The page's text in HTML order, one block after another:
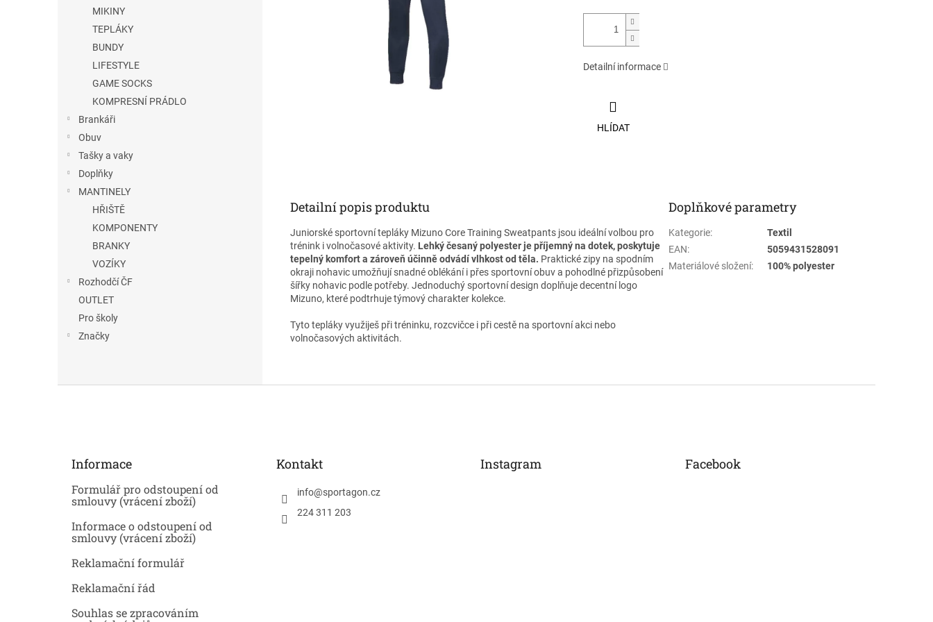
MIKINY
TEPLÁKY
BUNDY
LIFESTYLE
GAME SOCKS
KOMPRESNÍ PRÁDLO
Brankáři
Obuv
Tašky a vaky
Doplňky
MANTINELY
HŘIŠTĚ
KOMPONENTY
BRANKY
VOZÍKY
Rozhodčí ČF
OUTLET
Pro školy
Značky
Detailní informace
HLÍDAT
Detailní popis produktu
Juniorské sportovní tepláky Mizuno Core Training Sweatpants jsou ideální volbou pro
trénink i volnočasové aktivity. Lehký česaný polyester je příjemný na dotek, poskytuje
tepelný komfort a zároveň účinně odvádí vlhkost od těla. Praktické zipy na spodním
okraji nohavic umožňují snadné oblékání i přes sportovní obuv a pohodlné přizpůsobení
šířky nohavic podle potřeby. Jednoduchý sportovní design doplňuje decentní logo
Mizuno, které podtrhuje týmový charakter kolekce.
Tyto tepláky využiješ při tréninku, rozcvičce i při cestě na sportovní akci nebo
volnočasových aktivitách.
Doplňkové parametry
Kategorie:
Textil
EAN:
5059431528091
Materiálové složení: 100% polyester
Informace
Formulář pro odstoupení od
smlouvy (vrácení zboží)
Informace o odstoupení od
smlouvy (vrácení zboží)
Reklamační formulář
Reklamační řád
Souhlas se zpracováním
Kontakt
info@sportagon.cz
224 311 203
Instagram Facebook